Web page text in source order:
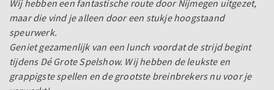
Wij hebben een fantastische route door Nijmegen uitgezet,
maar die vind je alleen door een stukje hoogstaand
speurwerk.
Geniet gezamenlijk van een lunch voordat de strijd begint
tijdens Dé Grote Spelshow. Wij hebben de leukste en
grappigste spellen en de grootste breinbrekers nu voor je